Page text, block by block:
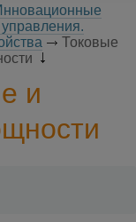
Токовые
и